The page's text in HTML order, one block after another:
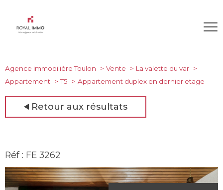
Agence immobilière Toulon Vente
La valette du var
Appartement
T5 Appartement duplex en dernier etage
Retour aux résultats
Réf : FE 3262